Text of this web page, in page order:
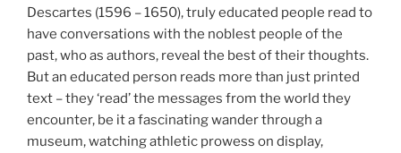
Descartes (1596 – 1650), truly educated people read to
have conversations with the noblest people of the
past, who as authors, reveal the best of their thoughts.
But an educated person reads more than just printed
text – they ‘read’ the messages from the world they
encounter, be it a fascinating wander through a
museum, watching athletic prowess on display,